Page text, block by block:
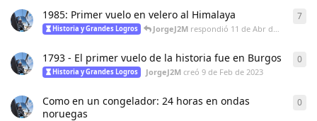
1985: Primer vuelo en velero al Himalaya
Historia y Grandes Logros JorgeJ2M respondió 11 de Abr de 2023
7
1793 - El primer vuelo de la historia fue en Burgos
Historia y Grandes Logros JorgeJ2M creó9 de Feb de 2023
0
Como en un congelador: 24 horas en ondas
noruegas
0